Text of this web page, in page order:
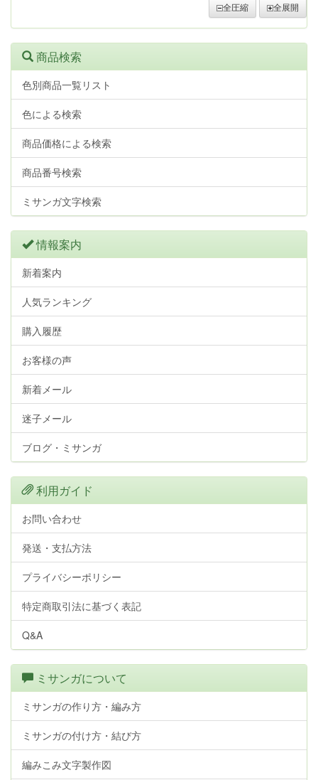
全圧縮 全展開
商品検索
色別商品一覧リスト
色による検索
商品価格による検索
商品番号検索
ミサンガ文字検索
情報案内
新着案内
人気ランキング
購入履歴
お客様の声
新着メール
迷子メール
ブログ・ミサンガ
利用ガイド
お問い合わせ
発送・支払方法
プライバシーポリシー
特定商取引法に基づく表記
Q&A
ミサンガについて
ミサンガの作り方・編み方
ミサンガの付け方・結び方
編みこみ文字製作図